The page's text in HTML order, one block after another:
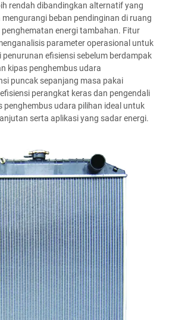
rendah dibandingkan alternatif yang
mengurangi beban pendinginan di ruang
penghematan energi tambahan. Fitur
parameter operasional untuk
efisiensi sebelum berdampak
kipas penghembus udara
puncak sepanjang masa pakai
perangkat keras dan pengendali
penghembus udara pilihan ideal untuk
serta aplikasi yang sadar energi.